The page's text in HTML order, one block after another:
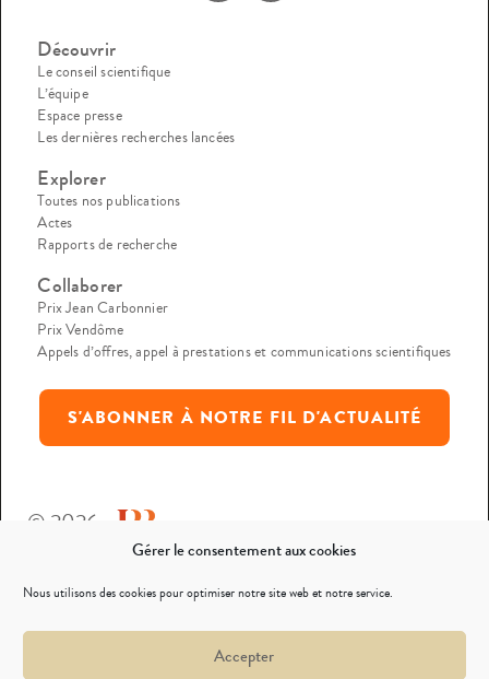
Gérer le consentement aux cookies
Nous utilisons des cookies pour optimiser notre site web et notre service.
Accepter
Découvrir
Le conseil scientifique
L’équipe
Espace presse
Les dernières recherches lancées
Explorer
Toutes nos publications
Actes
Rapports de recherche
Collaborer
Prix Jean Carbonnier
Prix Vendôme
Appels d’offres, appel à prestations et communications scientifiques
S'ABONNER À NOTRE FIL D'ACTUALITÉ
© 2026